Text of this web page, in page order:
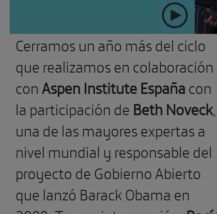
Cerramos un año más del ciclo
que realizamos en colaboración
conAspen Institute Españacon
la participación de Beth Noveck,
una de las mayores expertas a
nivel mundial y responsable del
proyecto de Gobierno Abierto
que lanzó Barack Obama en